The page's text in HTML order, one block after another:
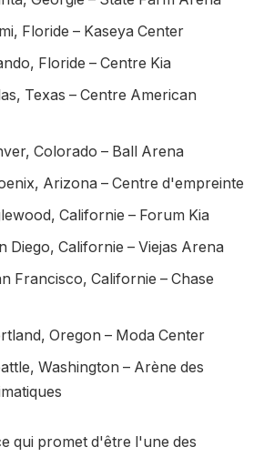
Floride – Kaseya Center
Floride – Centre Kia
Texas – Centre American
Colorado – Ball Arena
Arizona – Centre d'empreinte
Californie – Forum Kia
Diego, Californie – Viejas Arena
Francisco, Californie – Chase
Oregon – Moda Center
Washington – Arène des
qui promet d'être l'une des